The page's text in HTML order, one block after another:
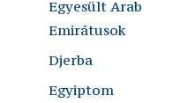
Egyesült Arab
Emirátusok
Djerba
Egyiptom